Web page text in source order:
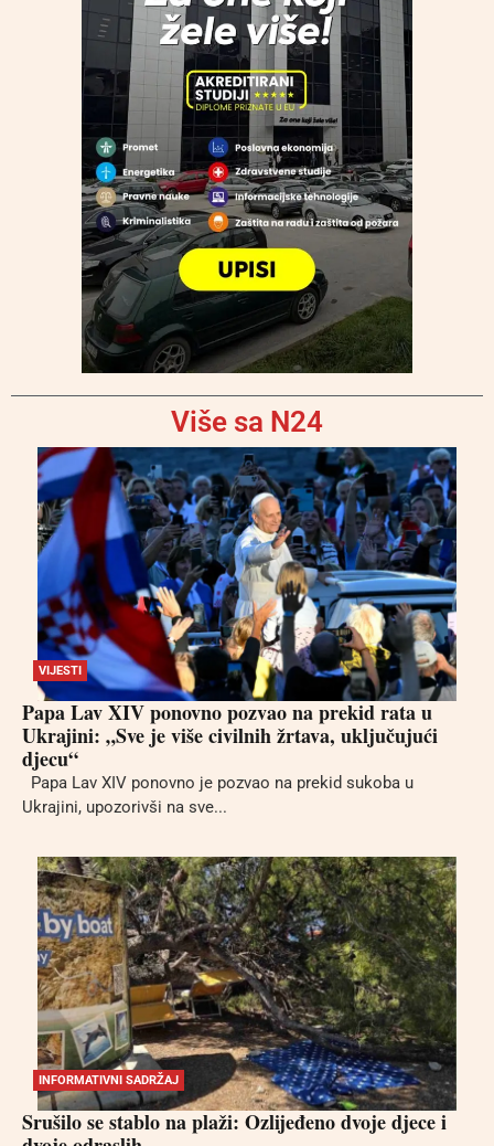
Više sa N24
VIJESTI
Papa Lav XIV ponovno pozvao na prekid rata u
Ukrajini: „Sve je više civilnih žrtava, uključujući
djecu“
Papa Lav XIV ponovno je pozvao na prekid sukoba u
Ukrajini, upozorivši na sve...
INFORMATIVNI SADRŽAJ
Srušilo se stablo na plaži: Ozlijeđeno dvoje djece i